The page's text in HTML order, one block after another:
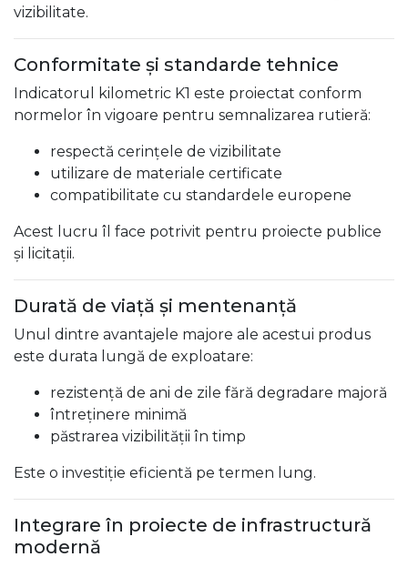
vizibilitate.
Conformitate și standarde tehnice
Indicatorul kilometric K1 este proiectat conform
normelor în vigoare pentru semnalizarea rutieră:
respectă cerințele de vizibilitate
utilizare de materiale certificate
compatibilitate cu standardele europene
Acest lucru îl face potrivit pentru proiecte publice
și licitații.
Durată de viață și mentenanță
Unul dintre avantajele majore ale acestui produs
este durata lungă de exploatare:
rezistență de ani de zile fără degradare majoră
întreținere minimă
păstrarea vizibilității în timp
Este o investiție eficientă pe termen lung.
Integrare în proiecte de infrastructură
modernă